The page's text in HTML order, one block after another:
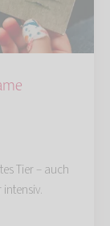
Tier – auch